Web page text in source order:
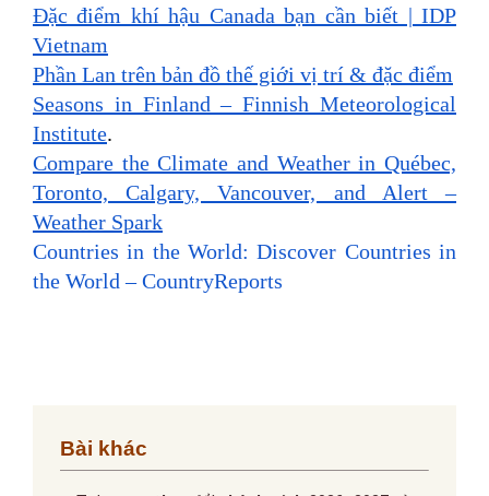
Đặc điểm khí hậu Canada bạn cần biết | IDP
Vietnam
Phần Lan trên bản đồ thế giới vị trí & đặc điểm
Seasons in Finland – Finnish Meteorological
Institute.
Compare the Climate and Weather in Québec,
Toronto, Calgary, Vancouver, and Alert –
Weather Spark
Countries in the World: Discover Countries in
the World – CountryReports
Bài khác